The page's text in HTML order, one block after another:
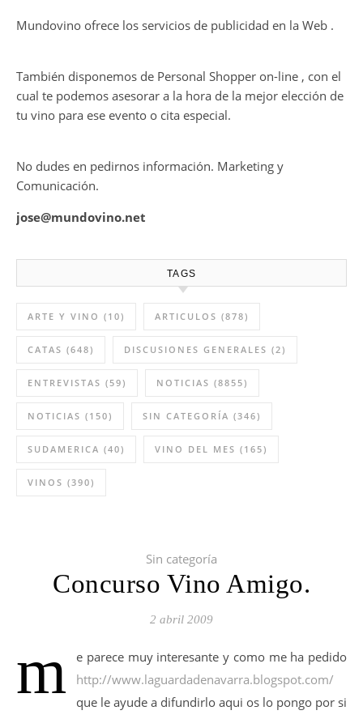
Mundovino ofrece los servicios de publicidad en la Web .
También disponemos de Personal Shopper on-line , con el
cual te podemos asesorar a la hora de la mejor elección de
tu vino para ese evento o cita especial.
No dudes en pedirnos información. Marketing y
Comunicación.
jose@mundovino.net
TAGS
ARTE Y VINO (10) ARTICULOS (878)
CATAS (648) DISCUSIONES GENERALES (2)
ENTREVISTAS (59) NOTICIAS (8855)
NOTICIAS (150) SIN CATEGORÍA (346)
SUDAMERICA (40) VINO DEL MES (165)
VINOS (390)
Sin categoría
Concurso Vino Amigo.
2 abril 2009
m
e parece muy interesante y como me ha pedido
http://www.laguardadenavarra.blogspot.com/
que le ayude a difundirlo aqui os lo pongo por si